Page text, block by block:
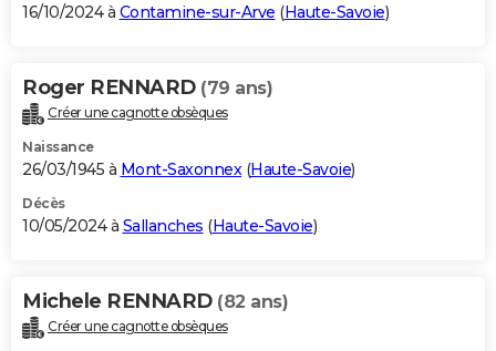
16/10/2024 à Contamine-sur-Arve (Haute-Savoie)
Roger RENNARD (79 ans)
Créer une cagnotte obsèques
Naissance
26/03/1945 à Mont-Saxonnex(Haute-Savoie)
Décès
10/05/2024 à Sallanches (Haute-Savoie)
Michele RENNARD (82 ans)
Créer une cagnotte obsèques